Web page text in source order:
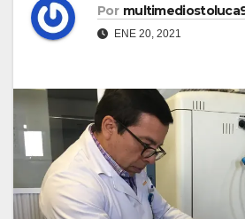
Por
ENE 20, 2021